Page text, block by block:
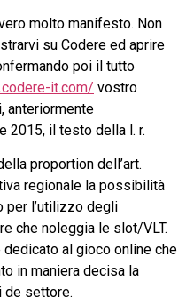
molto manifesto. Non
su Codere ed aprire
poi il tutto
it.com/ vostro
anteriormente
2015, il testo della l. r.
proportion dell’art.
regionale la possibilità
per l’utilizzo degli
che noleggia le slot/VLT.
al gioco online che
in maniera decisa la
de settore.